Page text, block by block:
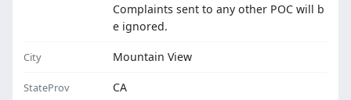
Complaints sent to any other POC will b
e ignored.
City Mountain View
StateProv CA